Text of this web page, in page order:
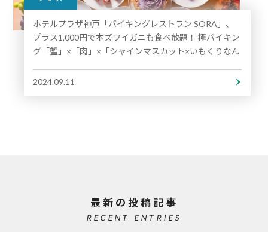
ホテルプラザ神戸「バイキングレストラン SORA」、
プラス1,000円で本ズワイガニも食べ放題！ 極バイキン
グ「蟹」×「肉」×「シャインマスカット×いもくりなん
2024.09.11
最新の投稿記事
RECENT ENTRIES